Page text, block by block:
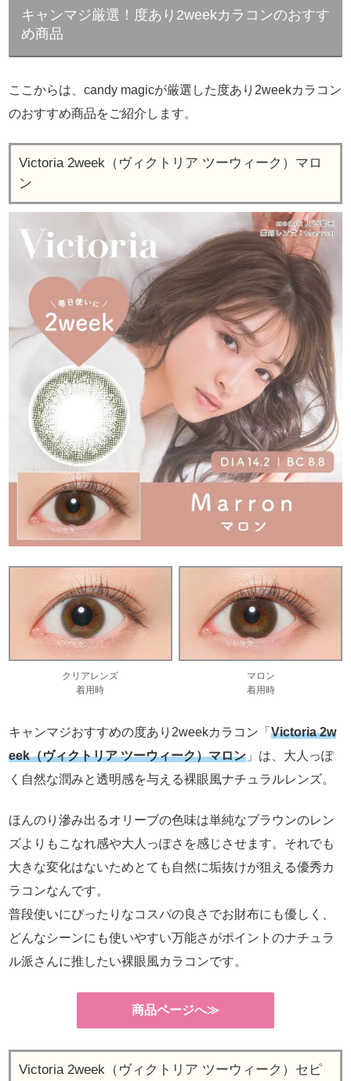
キャンマジ厳選！度あり2weekカラコンのおすす
め商品
ここからは、candy magicが厳選した度あり2weekカラコン
のおすすめ商品をご紹介します。
Victoria 2week（ヴィクトリア ツーウィーク）マロ
ン
クリアレンズ
着用時
マロン
着用時
キャンマジおすすめの度あり2weekカラコン「 Victoria 2w
eek（ヴィクトリア ツーウィーク）マロン 」は、大人っぽ
く自然な潤みと透明感を与える裸眼風ナチュラルレンズ。
ほんのり滲み出るオリーブの色味は単純なブラウンのレン
ズよりもこなれ感や大人っぽさを感じさせます。それでも
大きな変化はないためとても自然に垢抜けが狙える優秀カ
ラコンなんです。
普段使いにぴったりなコスパの良さでお財布にも優しく、
どんなシーンにも使いやすい万能さがポイントのナチュラ
ル派さんに推したい裸眼風カラコンです。
商品ページへ≫
Victoria 2week（ヴィクトリア ツーウィーク）セピ